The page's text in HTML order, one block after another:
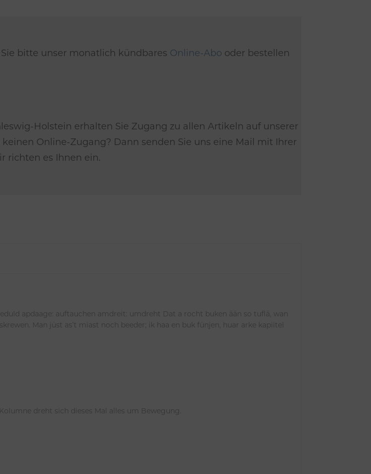
bitte unser monatlich kündbares Online-Abo oder bestellen
Holstein erhalten Sie Zugang zu allen Artikeln auf unserer
Online-Zugang? Dann senden Sie uns eine Mail mit Ihrer
richten es Ihnen ein.
amdreit: umdreht Dat a rocht buken ään so tuflä, wan
Man jüst as’t miast noch beeder; ik haa en buk fünjen, huar arke kapiitel
dreht sich dieses Mal alles um Bewegung.